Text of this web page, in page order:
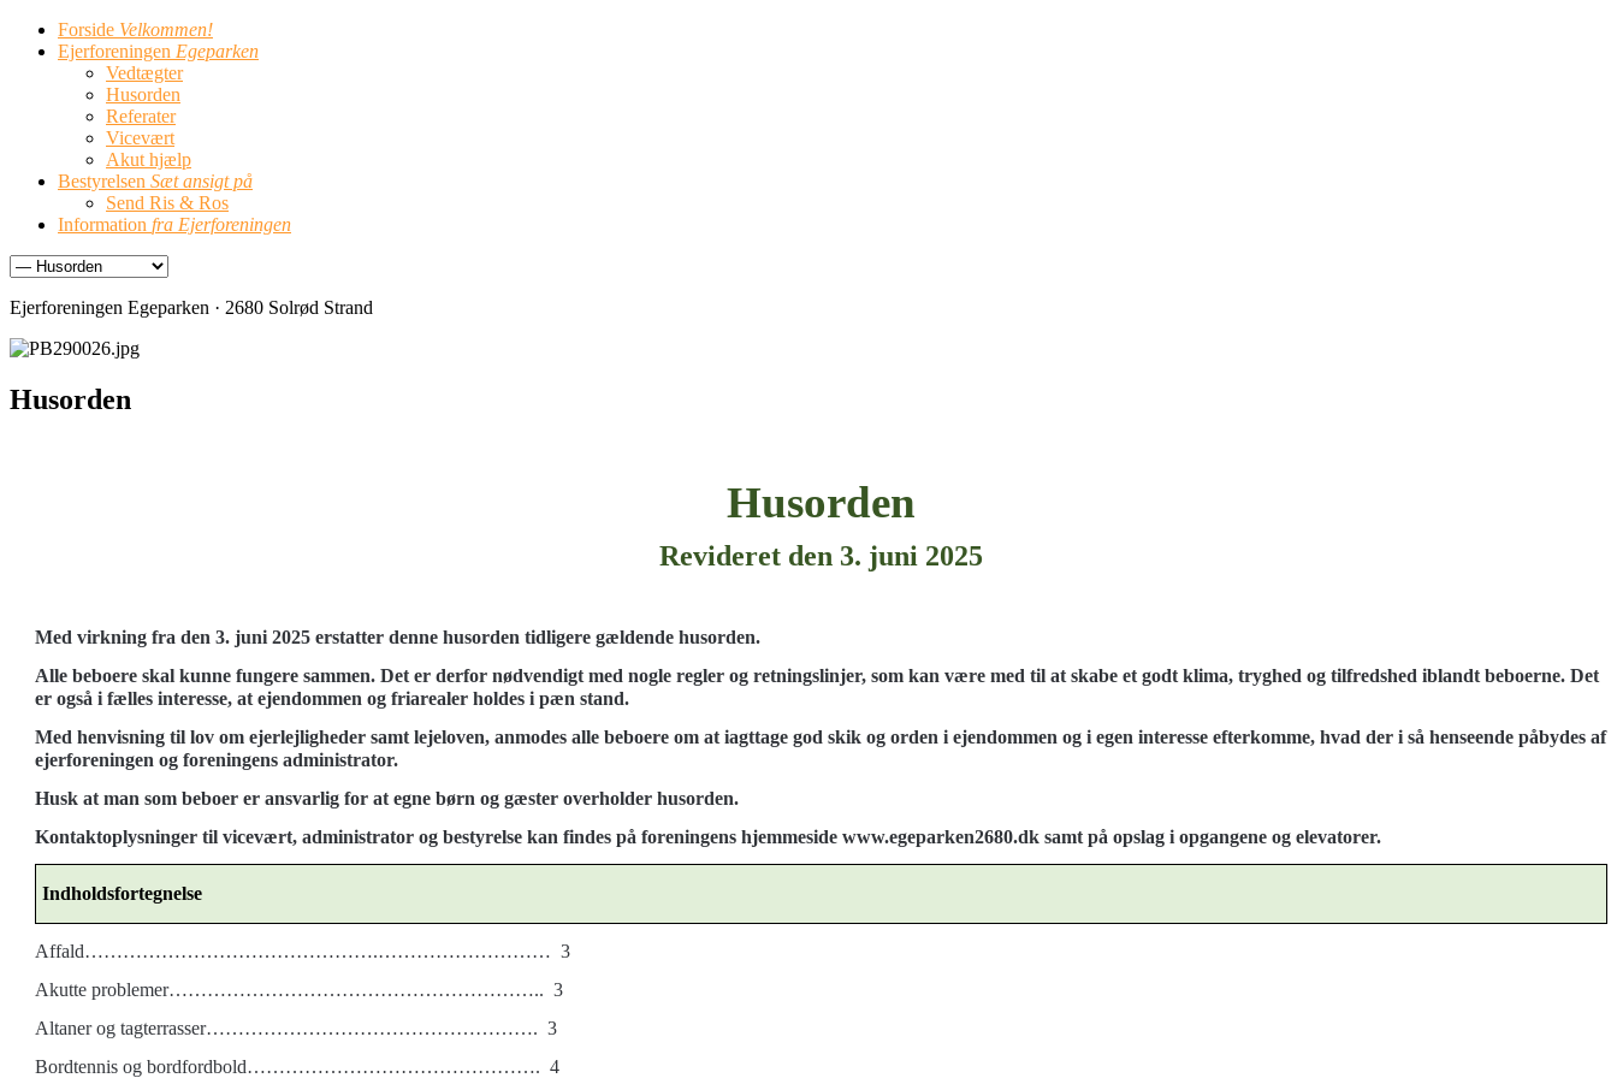
Forside Velkommen!
Ejerforeningen Egeparken
Vedtægter
Husorden
Referater
Vicevært
Akut hjælp
Bestyrelsen Sæt ansigt på
Send Ris & Ros
Information fra Ejerforeningen
Ejerforeningen Egeparken · 2680 Solrød Strand
Husorden
Husorden
Revideret den 3. juni 2025
Med virkning fra den 3. juni 2025 erstatter denne husorden tidligere gældende husorden.
Alle beboere skal kunne fungere sammen. Det er derfor nødvendigt med nogle regler og retningslinjer, som kan være med til at skabe et godt klima, tryghed og tilfredshed iblandt beboerne. Det
er også i fælles interesse, at ejendommen og friarealer holdes i pæn stand.
Med henvisning til lov om ejerlejligheder samt lejeloven, anmodes alle beboere om at iagttage god skik og orden i ejendommen og i egen interesse efterkomme, hvad der i så henseende påbydes af
ejerforeningen og foreningens administrator.
Husk at man som beboer er ansvarlig for at egne børn og gæster overholder husorden.
Kontaktoplysninger til vicevært, administrator og bestyrelse kan findes på foreningens hjemmeside www.egeparken2680.dk samt på opslag i opgangene og elevatorer.
Indholdsfortegnelse
Affald……………………………………….……………………… 3
Akutte problemer………………………………………………….. 3
Altaner og tagterrasser……………………………………………. 3
Bordtennis og bordfordbold………………………………………. 4